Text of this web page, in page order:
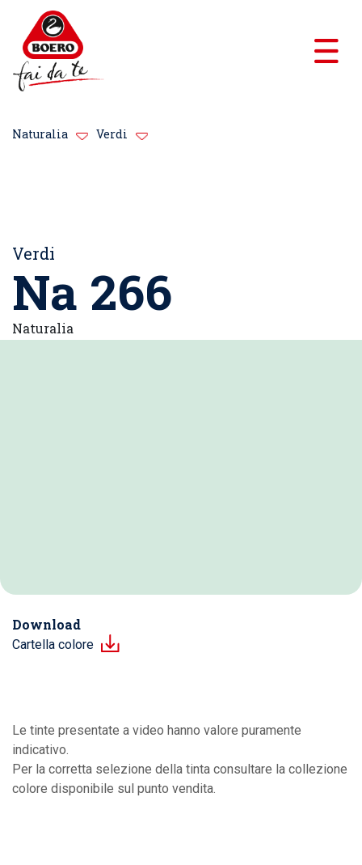
Naturalia Verdi
Verdi
Na 266
Naturalia
Download
Cartella colore
Le tinte presentate a video hanno valore puramente
indicativo.
Per la corretta selezione della tinta consultare la collezione
colore disponibile sul punto vendita.